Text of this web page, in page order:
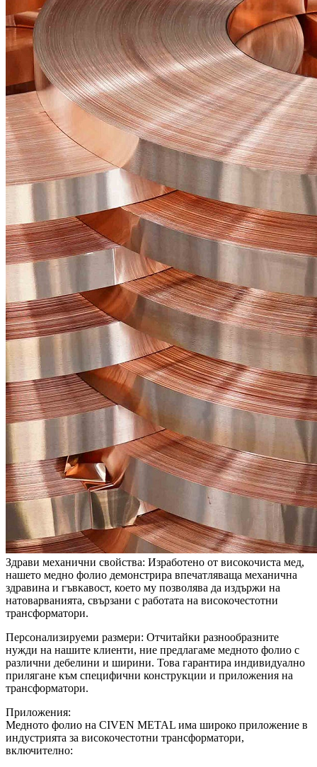
Здрави механични свойства: Изработено от високочиста мед,
нашето медно фолио демонстрира впечатляваща механична
здравина и гъвкавост, което му позволява да издържи на
натоварванията, свързани с работата на високочестотни
трансформатори.
Персонализируеми размери: Отчитайки разнообразните
нужди на нашите клиенти, ние предлагаме медното фолио с
различни дебелини и ширини. Това гарантира индивидуално
прилягане към специфични конструкции и приложения на
трансформатори.
Приложения:
Медното фолио на CIVEN METAL има широко приложение в
индустрията за високочестотни трансформатори,
включително: